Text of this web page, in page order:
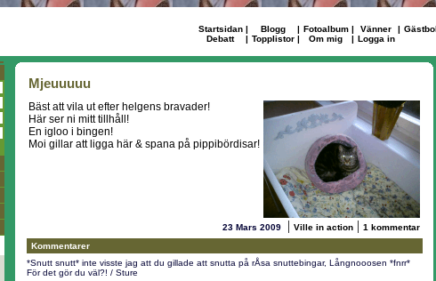
Startsidan | Blogg | Fotoalbum | Vänner |
Debatt
| Topplistor | Om mig | Logga in
Mjeuuuuu
Bäst att vila ut efter helgens bravader!
Här ser ni mitt tillhåll!
En igloo i bingen!
Moi gillar att ligga här & spana på pippibördisar!
23 Mars 2009 | Ville in action | 1 kommentar
Kommentarer
*Snutt snutt* inte visste jag att du gillade att snutta på rÅsa snuttebingar, Långnooosen *fnrr*
För det gör du väl?! / Sture